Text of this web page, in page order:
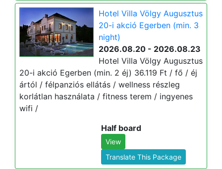
Hotel Villa Völgy Augusztus
20-i akció Egerben (min. 3
night)
2026.08.20 - 2026.08.23
Hotel Villa Völgy Augusztus
20-i akció Egerben (min. 2 éj) 36.119 Ft / fő / éj
ártól / félpanziós ellátás / wellness részleg
korlátlan használata / fitness terem / ingyenes
wifi /
Half board
View
Translate This Package